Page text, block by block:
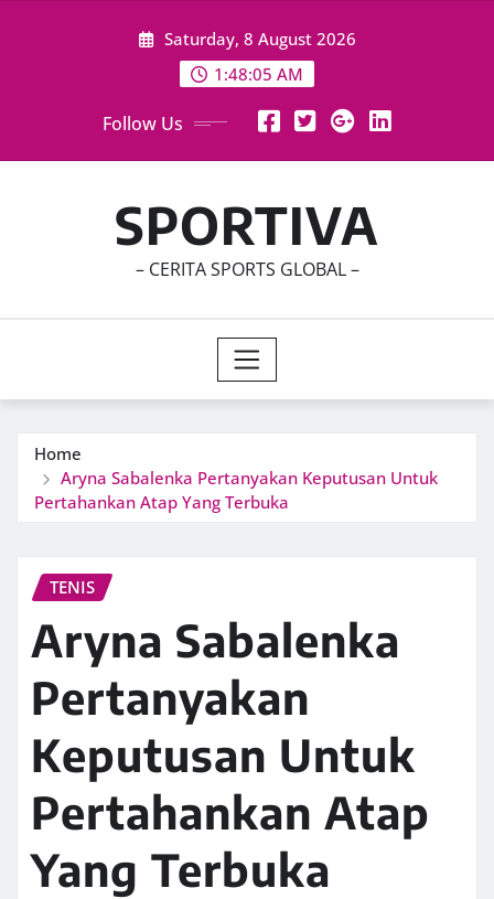
Saturday, 8 August 2026
1:48:06 AM
Follow Us
SPORTIVA
– CERITA SPORTS GLOBAL –
Home
Aryna Sabalenka Pertanyakan Keputusan Untuk
Pertahankan Atap Yang Terbuka
TENIS
Aryna Sabalenka
Pertanyakan
Keputusan Untuk
Pertahankan Atap
Yang Terbuka